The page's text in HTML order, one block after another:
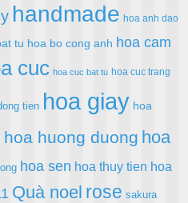
handmade hoa anh dao
tu hoa bo cong anh hoa cam
cuc hoa cuc bat tu hoa cuc trang
tien hoa giay hoa
hoa huong duong hoa
hoa sen hoa thuy tien hoa
Quà noel rose sakura